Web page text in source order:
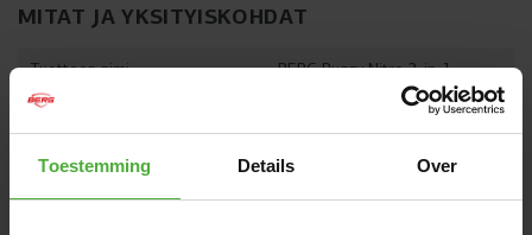
Toestemming Details Over
MITAT JA YKSITYISKOHDAT
Tuotteen nimi BERG Buzzy Nitro 2-in-1
SKU
Ikä 2+ vuotta
Käyttäjän pituus 85 - 115 cm